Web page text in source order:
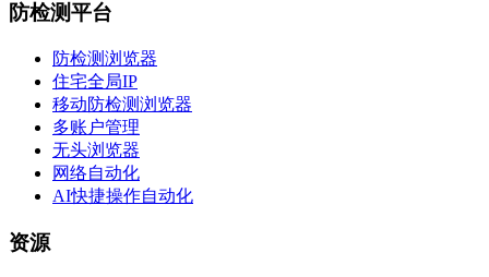
防检测平台
防检测浏览器
住宅全局IP
移动防检测浏览器
多账户管理
无头浏览器
网络自动化
AI快捷操作自动化
资源